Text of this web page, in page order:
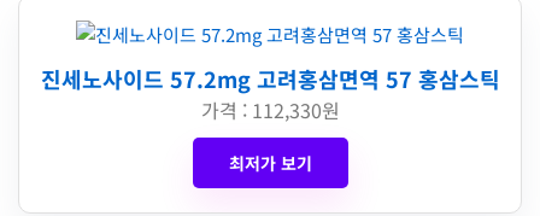
진세노사이드 57.2mg 고려홍삼면역 57 홍삼스틱
가격 : 112,330원
최저가 보기